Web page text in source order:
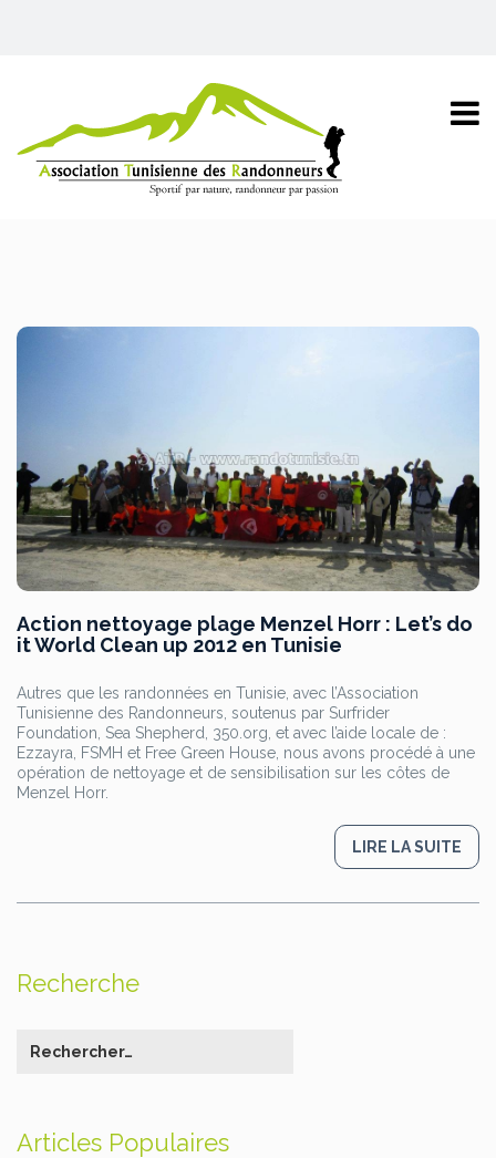
Action nettoyage plage Menzel Horr : Let’s do
it World Clean up 2012 en Tunisie
Autres que les randonnées en Tunisie, avec l’Association
Tunisienne des Randonneurs, soutenus par Surfrider
Foundation, Sea Shepherd, 350.org, et avec l’aide locale de :
Ezzayra, FSMH et Free Green House, nous avons procédé à une
opération de nettoyage et de sensibilisation sur les côtes de
Menzel Horr.
LIRE LA SUITE
Recherche
Articles Populaires